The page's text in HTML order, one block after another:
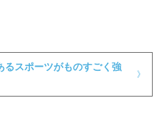
るスポーツがものすごく強
》